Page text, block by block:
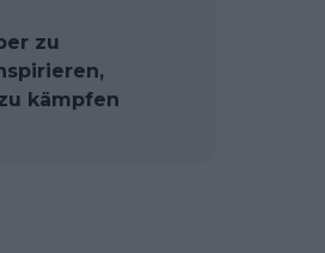
zu
kämpfen